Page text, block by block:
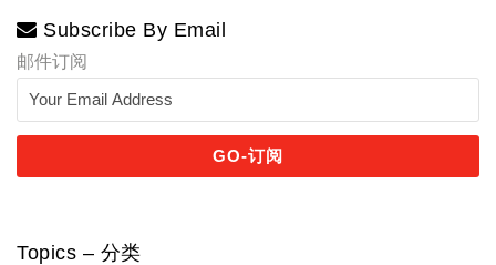
Subscribe By Email
邮件订阅
Topics – 分类